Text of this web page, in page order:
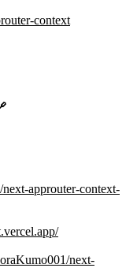
context
approuter-context-
next-